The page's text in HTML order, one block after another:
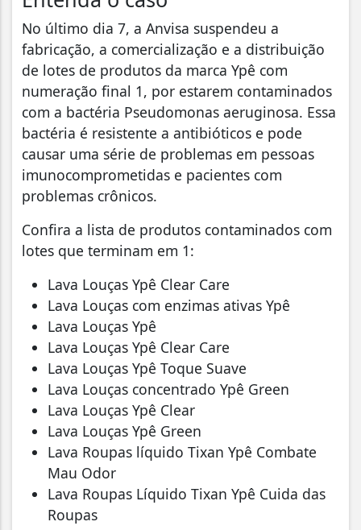
No último dia 7, a Anvisa suspendeu a
fabricação, a comercialização e a distribuição
de lotes de produtos da marca Ypê com
numeração final 1, por estarem contaminados
com a bactéria Pseudomonas aeruginosa. Essa
bactéria é resistente a antibióticos e pode
causar uma série de problemas em pessoas
imunocomprometidas e pacientes com
problemas crônicos.
Confira a lista de produtos contaminados com
lotes que terminam em 1:
Lava Louças Ypê Clear Care
Lava Louças com enzimas ativas Ypê
Lava Louças Ypê
Lava Louças Ypê Clear Care
Lava Louças Ypê Toque Suave
Lava Louças concentrado Ypê Green
Lava Louças Ypê Clear
Lava Louças Ypê Green
Lava Roupas líquido Tixan Ypê Combate
Mau Odor
Lava Roupas Líquido Tixan Ypê Cuida das
Roupas